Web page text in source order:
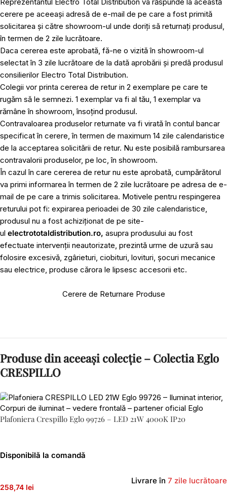
Reprezentantul Electro Total Distribution va răspunde la această
cerere pe aceeași adresă de e-mail de pe care a fost primită
solicitarea și către showroom-ul unde doriți să returnați produsul,
în termen de 2 zile lucrătoare.
Daca cererea este aprobată, fă-ne o vizită în showroom-ul
selectat în 3 zile lucrătoare de la dată aprobării și predă produsul
consilierilor Electro Total Distribution.
Colegii vor printa cererea de retur in 2 exemplare pe care te
rugăm să le semnezi. 1 exemplar va fi al tău, 1 exemplar va
rămâne în showroom, însoțind produsul.
Contravaloarea produselor returnate va fi virată în contul bancar
specificat în cerere, în termen de maximum 14 zile calendaristice
de la acceptarea solicitării de retur. Nu este posibilă rambursarea
contravalorii produselor, pe loc, în showroom.
În cazul în care cererea de retur nu este aprobată, cumpărătorul
va primi informarea în termen de 2 zile lucrătoare pe adresa de e-
mail de pe care a trimis solicitarea. Motivele pentru respingerea
returului pot fi: expirarea perioadei de 30 zile calendaristice,
produsul nu a fost achiziționat de pe site-
ul electrototaldistribution.ro, asupra produsului au fost
efectuate intervenții neautorizate, prezintă urme de uzură sau
folosire excesivă, zgârieturi, ciobituri, lovituri, șocuri mecanice
sau electrice, produse cărora le lipsesc accesorii etc.
Cerere de Returnare Produse
Produse din aceeași colecție – Colectia Eglo
CRESPILLO
Plafoniera Crespillo Eglo 99726 – LED 21W 4000K IP20
Disponibilă la comandă
258,74 lei
Livrare în 7 zile lucrătoare